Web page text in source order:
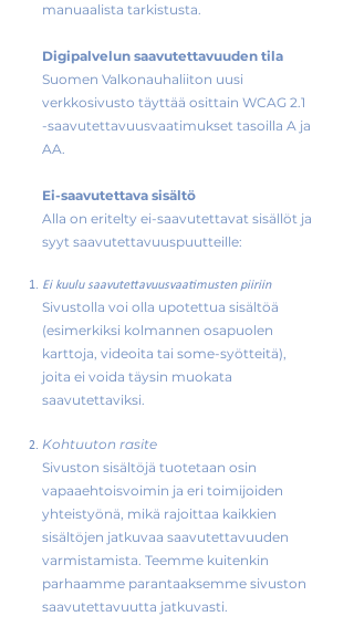
manuaalista tarkistusta.
Digipalvelun saavutettavuuden tila
Suomen Valkonauhaliiton uusi
verkkosivusto täyttää osittain WCAG 2.1
-saavutettavuusvaatimukset tasoilla A ja
AA.
Ei-saavutettava sisältö
Alla on eritelty ei-saavutettavat sisällöt ja
syyt saavutettavuuspuutteille:
Ei kuulu saavutettavuusvaatimusten piiriin
Sivustolla voi olla upotettua sisältöä
(esimerkiksi kolmannen osapuolen
karttoja, videoita tai some-syötteitä),
joita ei voida täysin muokata
saavutettaviksi.
Kohtuuton rasite
Sivuston sisältöjä tuotetaan osin
vapaaehtoisvoimin ja eri toimijoiden
yhteistyönä, mikä rajoittaa kaikkien
sisältöjen jatkuvaa saavutettavuuden
varmistamista. Teemme kuitenkin
parhaamme parantaaksemme sivuston
saavutettavuutta jatkuvasti.